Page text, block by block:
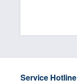
Service Hotline